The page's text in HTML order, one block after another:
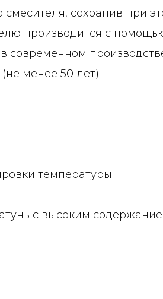
смесителя, сохранив при
производится с
современном
менее 50 лет).
температуры;
с высоким